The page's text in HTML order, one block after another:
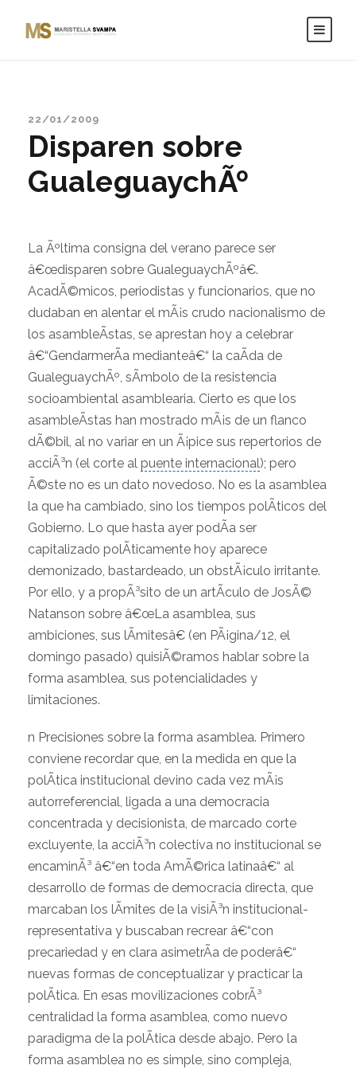
22/01/2009
Disparen sobre
GualeguaychÃº
La Ãºltima consigna del verano parece ser
â€œdisparen sobre GualeguaychÃºâ€.
AcadÃ©micos, periodistas y funcionarios, que no
dudaban en alentar el mÃ¡s crudo nacionalismo de
los asambleÃ­stas, se aprestan hoy a celebrar
â€“GendarmerÃ­a medianteâ€“ la caÃ­da de
GualeguaychÃº, sÃ­mbolo de la resistencia
socioambiental asamblearia. Cierto es que los
asambleÃ­stas han mostrado mÃ¡s de un flanco
dÃ©bil, al no variar en un Ã¡pice sus repertorios de
acciÃ³n (el corte al puente internacional); pero
Ã©ste no es un dato novedoso. No es la asamblea
la que ha cambiado, sino los tiempos polÃ­ticos del
Gobierno. Lo que hasta ayer podÃ­a ser
capitalizado polÃ­ticamente hoy aparece
demonizado, bastardeado, un obstÃ¡culo irritante.
Por ello, y a propÃ³sito de un artÃ­culo de JosÃ©
Natanson sobre â€œLa asamblea, sus
ambiciones, sus lÃ­mitesâ€ (en PÃ¡gina/12, el
domingo pasado) quisiÃ©ramos hablar sobre la
forma asamblea, sus potencialidades y
limitaciones.
n Precisiones sobre la forma asamblea. Primero
conviene recordar que, en la medida en que la
polÃ­tica institucional devino cada vez mÃ¡s
autorreferencial, ligada a una democracia
concentrada y decisionista, de marcado corte
excluyente, la acciÃ³n colectiva no institucional se
encaminÃ³ â€“en toda AmÃ©rica latinaâ€“ al
desarrollo de formas de democracia directa, que
marcaban los lÃ­mites de la visiÃ³n institucional-
representativa y buscaban recrear â€“con
precariedad y en clara asimetrÃ­a de poderâ€“
nuevas formas de conceptualizar y practicar la
polÃ­tica. En esas movilizaciones cobrÃ³
centralidad la forma asamblea, como nuevo
paradigma de la polÃ­tica desde abajo. Pero la
forma asamblea no es simple, sino compleja,